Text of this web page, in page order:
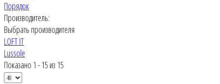
Порядок
Производитель:
Выбрать производителя
LOFT IT
Lussole
Показано 1 - 15 из 15